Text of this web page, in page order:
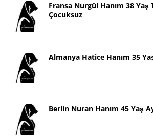
Fransa Nurgül Hanım 38
Çocuksuz
Almanya Hatice Hanım 35
Berlin Nuran Hanım 45 Yaş